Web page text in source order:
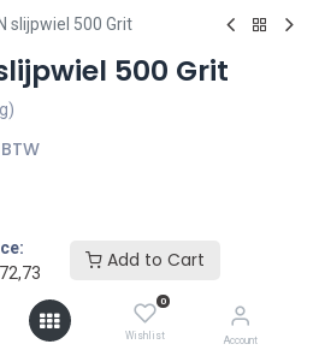
Add to Cart
0
Wishlist Account
slijpwiel 500 Grit
500 Grit